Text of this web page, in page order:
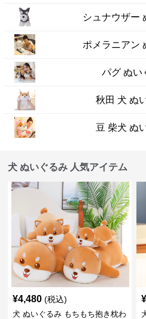
シュナウザー
ポメラニアン
パグ ぬい
秋田 犬 ぬ
豆 柴犬 ぬ
犬 ぬいぐるみ 人気アイテム
¥4,480 (税込)
犬 ぬいぐるみ もちもち抱き枕わ
¥